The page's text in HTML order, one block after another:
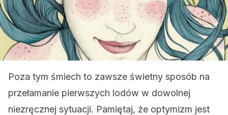
Poza tym śmiech to zawsze świetny sposób na
przełamanie pierwszych lodów w dowolnej
niezręcznej sytuacji. Pamiętaj, że optymizm jest